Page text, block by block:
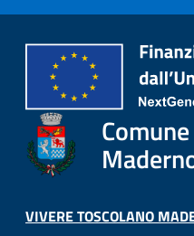
VIVERE TOSCOLANO